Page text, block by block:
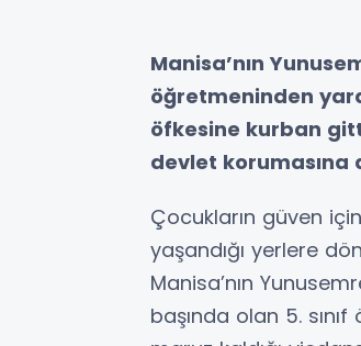
Manisa’nın
öğretmeninden
öfkesine kurban
devlet korumasına
Çocukların güven
yaşandığı yerlere
Manisa’nın
başında olan 5.